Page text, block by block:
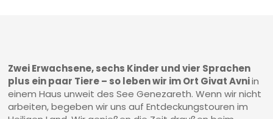
Zwei Erwachsene, sechs Kinder und vier Sprachen
plus ein paar Tiere – so leben wir im Ort Givat Avniin
einem Haus unweit des See Genezareth. Wenn wir nicht
arbeiten, begeben wir uns auf Entdeckungstouren im